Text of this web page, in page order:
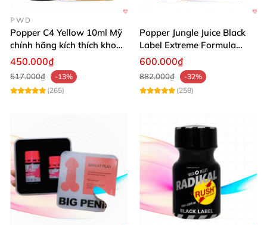
PWD
Popper C4 Yellow 10ml Mỹ
chính hãng kích thích khoái
cảm
450.000₫
517.000₫
-13%
(265)
Popper Jungle Juice Black
Label Extreme Formula
30ml
600.000₫
882.000₫
-32%
(258)